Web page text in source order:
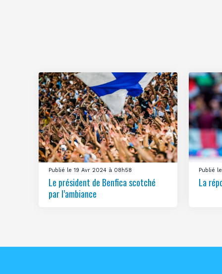
Publié le 19 Avr 2024 à 08h58
Le président de Benfica scotché
par l’ambiance
Publié
La